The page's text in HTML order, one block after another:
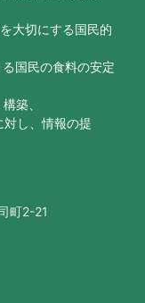
大切にする国民的
国民の食料の安定
築、
し、情報の提
町2-21